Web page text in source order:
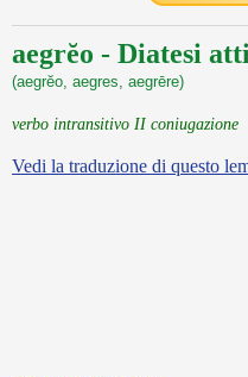
aegrĕo - Diatesi
(aegrĕo, aegres, aegrēre)
verbo intransitivo II coniugazione
Vedi la traduzione di questo